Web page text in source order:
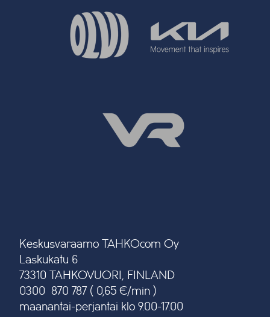
Keskusvaraamo TAHKOcom Oy
Laskukatu 6
73310 TAHKOVUORI, FINLAND
0300 870 787 ( 0,65 €/min )
maanantai-perjantai klo 9.00-17.00